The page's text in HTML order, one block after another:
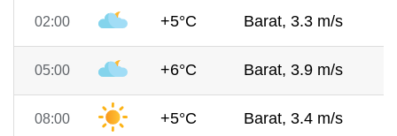
02:00 +5°C Barat, 3.3 m/s
05:00 +6°C Barat, 3.9 m/s
08:00 +5°C Barat, 3.4 m/s